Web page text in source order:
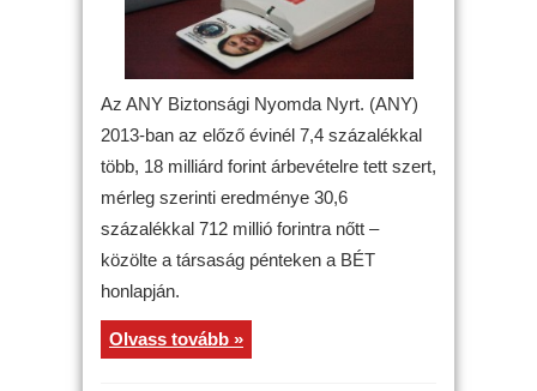
Az ANY Biztonsági Nyomda Nyrt. (ANY)
2013-ban az előző évinél 7,4 százalékkal
több, 18 milliárd forint árbevételre tett szert,
mérleg szerinti eredménye 30,6
százalékkal 712 millió forintra nőtt –
közölte a társaság pénteken a BÉT
honlapján.
Olvass tovább »